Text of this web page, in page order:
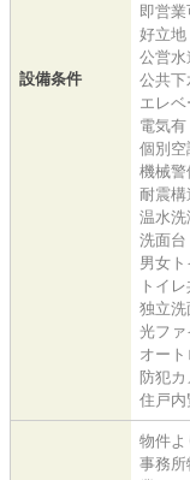
設備条件
即営業
好立地
公営水
公共下
エレ
電気有
個別空
機械警
耐震構
温水洗
洗面台
男女ト
トイ
独立洗
光ファ
オート
防犯カ
住戸内
物件よ
事務所